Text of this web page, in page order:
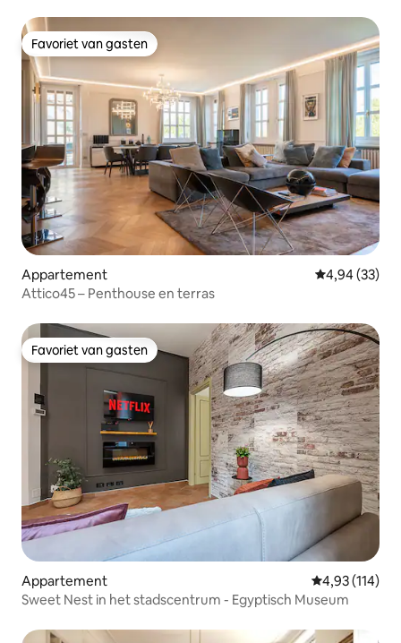
Favoriet van gasten
Favoriet van gasten
Appartement Gemiddelde
4,94 (33)
Attico45 – Penthouse en terras
Favoriet van gasten
Favoriet van gasten
Appartement Gemiddelde
4,93 (114)
Sweet Nest in het stadscentrum - Egyptisch Museum